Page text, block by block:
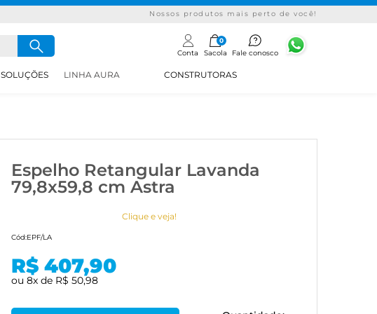
Nossos produtos mais perto de você!
SOLUÇÕES LINHA AURA CONSTRUTORAS
Conta
0
Sacola Fale conosco
Espelho Retangular Lavanda
79,8x59,8 cm Astra
Clique e veja!
Cód:EPF/LA
R$ 407,90
ou8x de R$ 50,98